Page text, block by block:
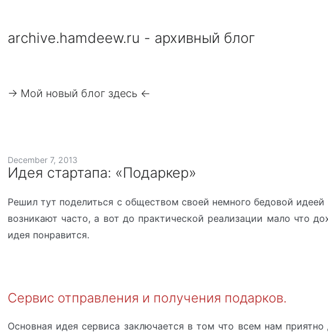
archive.hamdeew.ru - архивный блог
-> Мой новый блог здесь <-
December 7, 2013
Идея стартапа: «Подаркер»
Решил тут поделиться с обществом своей немного бедовой
возникают часто, а вот до практической реализации мало что
идея понравится.
Сервис отправления и получения подарков.
Основная идея сервиса заключается в том что всем нам